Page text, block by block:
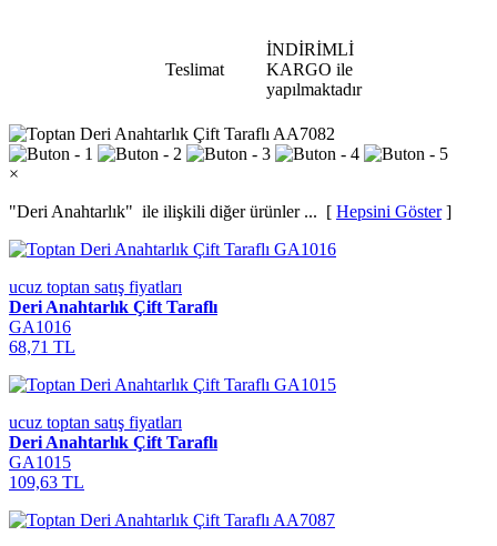
Teslimat
İNDİRİMLİ
KARGO ile
yapılmaktadır
×
"Deri Anahtarlık" ile ilişkili diğer ürünler ... [ Hepsini Göster]
ucuz toptan satış fiyatları
Deri Anahtarlık Çift Taraflı
GA1016
68,71 TL
ucuz toptan satış fiyatları
Deri Anahtarlık Çift Taraflı
GA1015
109,63 TL